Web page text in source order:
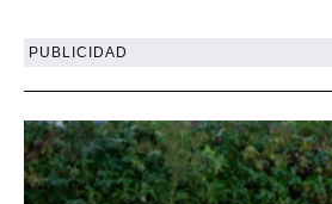
PUBLICIDAD